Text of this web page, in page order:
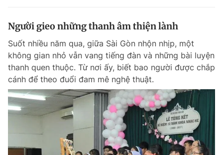
Người gieo những thanh âm thiện lành
Suốt nhiều năm qua, giữa Sài Gòn nhộn nhịp, một
không gian nhỏ vẫn vang tiếng đàn và những bài luyện
thanh quen thuộc. Từ nơi ấy, biết bao người được chắp
cánh để theo đuổi đam mê nghệ thuật.